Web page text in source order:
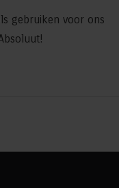
gebruiken voor ons